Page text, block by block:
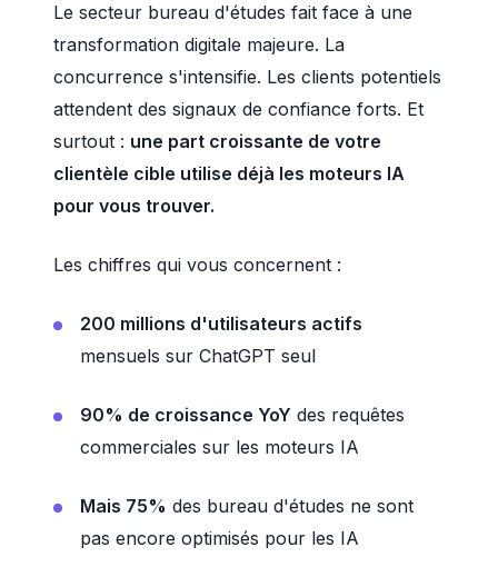
Le secteur bureau d'études fait face à une
transformation digitale majeure. La
concurrence s'intensifie. Les clients potentiels
attendent des signaux de confiance forts. Et
surtout : une part croissante de votre
clientèle cible utilise déjà les moteurs IA
pour vous trouver.
Les chiffres qui vous concernent :
200 millions d'utilisateurs actifs
mensuels sur ChatGPT seul
90% de croissance YoY des requêtes
commerciales sur les moteurs IA
Mais 75% des bureau d'études ne sont
pas encore optimisés pour les IA